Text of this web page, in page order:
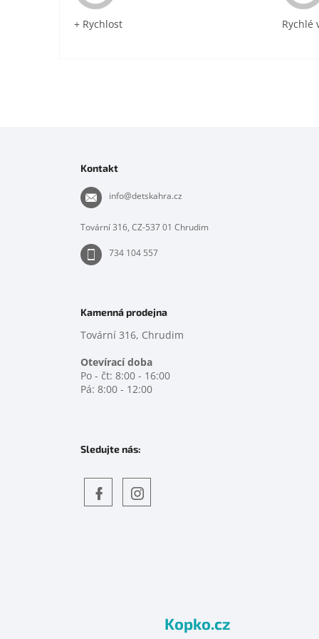
+ Rychlost Rychlé
Kontakt
info@detskahra.cz
Tovární 316, CZ-537 01 Chrudim
734 104 557
Kamenná prodejna
Tovární 316, Chrudim
Otevírací doba
Po - čt: 8:00 - 16:00
Pá: 8:00 - 12:00
Sledujte nás:
Kopko.cz